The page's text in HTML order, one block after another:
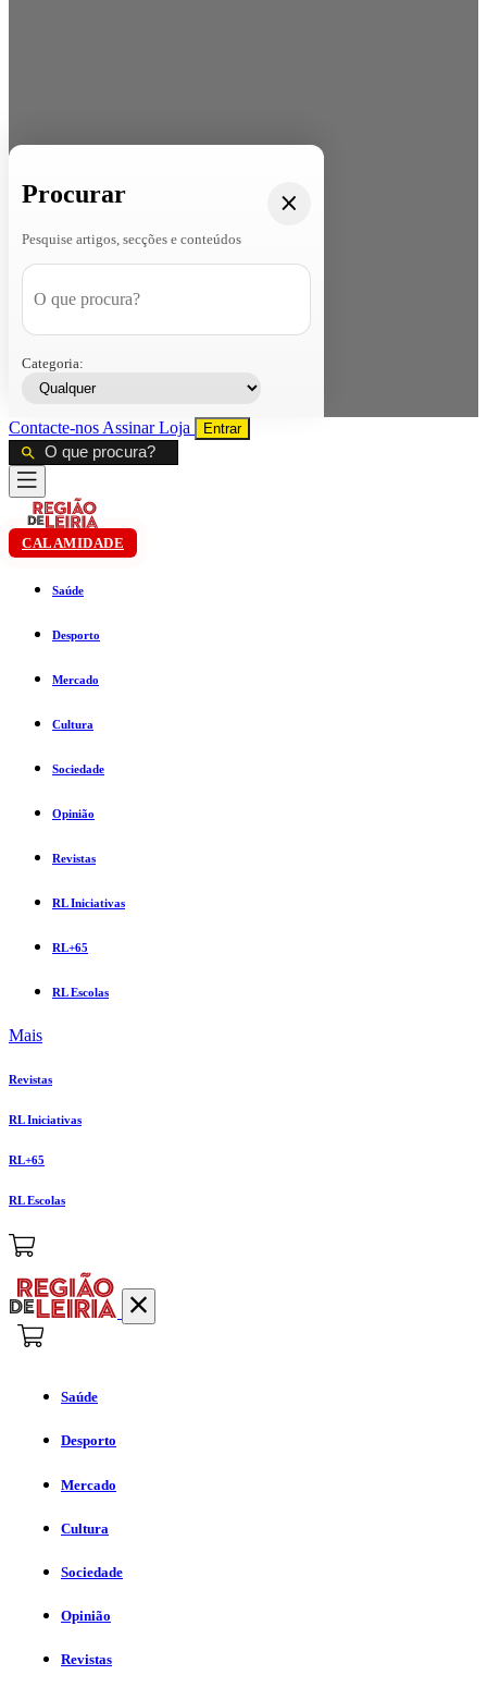
Procurar
Pesquise artigos, secções e conteúdos
Categoria:
Contacte-nos AssinarLoja Entrar
CALAMIDADE
Saúde
Desporto
Mercado
Cultura
Sociedade
Opinião
Revistas
RL Iniciativas
RL+65
RL Escolas
Mais
Revistas
RL Iniciativas
RL+65
RL Escolas
Saúde
Desporto
Mercado
Cultura
Sociedade
Opinião
Revistas